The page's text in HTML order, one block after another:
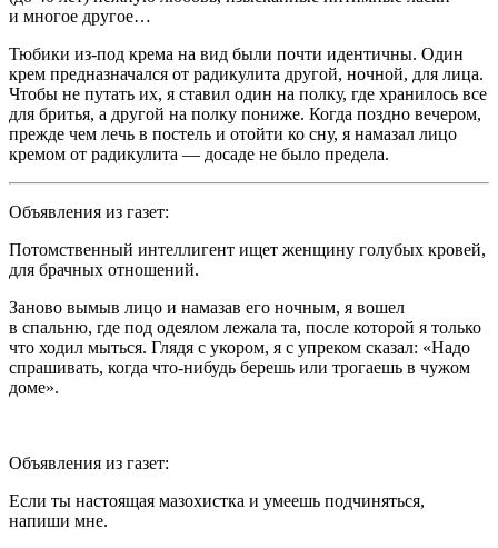
и многое другое…
Тюбики из-под крема на вид были почти идентичны. Один
крем предназначался от радикулита другой, ночной, для лица.
Чтобы не путать их, я ставил один на полку, где хранилось все
для бритья, а другой на полку пониже. Когда поздно вечером,
прежде чем лечь в постель и отойти ко сну, я намазал лицо
кремом от радикулита — досаде не было предела.
Объявления из газет:
Потомственный интеллигент ищет женщину голубых кровей,
для брачных отношений.
Заново вымыв лицо и намазав его ночным, я вошел
в спальню, где под одеялом лежала та, после которой я только
что ходил мыться. Глядя с укором, я с упреком сказал: «Надо
спрашивать, когда что-нибудь берешь или трогаешь в чужом
доме».
Объявления из газет:
Если ты настоящая мазохистка и умеешь подчиняться,
напиши мне.